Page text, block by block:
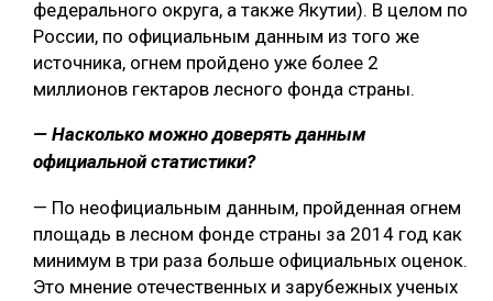
федерального округа, а также Якутии). В целом по
России, по официальным данным из того же
источника, огнем пройдено уже более 2
миллионов гектаров лесного фонда страны.
— Насколько можно доверять данным
официальной статистики?
— По неофициальным данным, пройденная огнем
площадь в лесном фонде страны за 2014 год как
минимум в три раза больше официальных оценок.
Это мнение отечественных и зарубежных ученых